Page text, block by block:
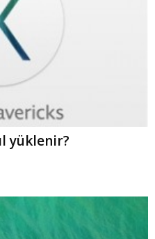
yüklenir?